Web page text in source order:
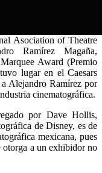
Asociation of Theatre
Ramírez Magaña,
Award (Premio
lugar en el Caesars
Alejandro Ramírez por
cinematográfica.
por Dave Hollis,
de Disney, es de
mexicana, pues
otorga a un exhibidor no